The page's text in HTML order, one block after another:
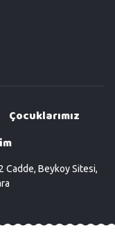
Çocuklarımız
Cadde, Beykoy Sitesi,